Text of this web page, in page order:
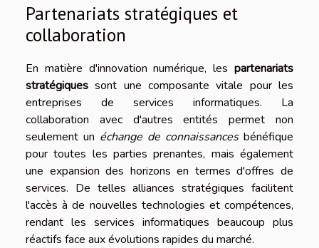
Partenariats stratégiques et
collaboration
En matière d'innovation numérique, les partenariats
stratégiques sont une composante vitale pour les
entreprises de services informatiques. La
collaboration avec d'autres entités permet non
seulement un échange de connaissancesbénéfique
pour toutes les parties prenantes, mais également
une expansion des horizons en termes d'offres de
services. De telles alliances stratégiques facilitent
l'accès à de nouvelles technologies et compétences,
rendant les services informatiques beaucoup plus
réactifs face aux évolutions rapides du marché.